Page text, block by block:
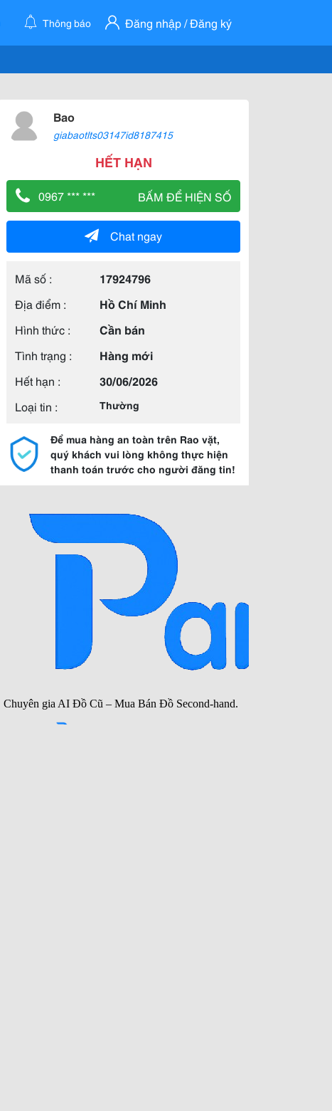
Thông báo Đăng nhập / Đăng ký
Bao
giabaotlts03147id8187415
HẾT HẠN
0967 *** *** BẤM ĐỂ HIỆN SỐ
Chat ngay
Mã số :
17924796
Địa điểm :
Hồ Chí Minh
Hình thức :
Cần bán
Tình trạng :
Hàng mới
Hết hạn :
30/06/2026
Loại tin :
Thường
Để mua hàng an toàn trên Rao vặt,
quý khách vui lòng không thực hiện
thanh toán trước cho người đăng tin!